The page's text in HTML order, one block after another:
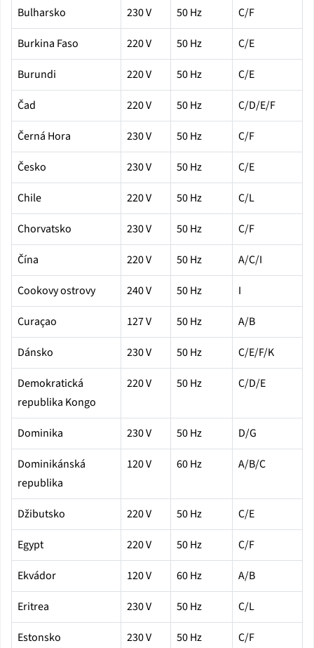
Bulharsko
230 V 50 Hz
C/F
Burkina Faso
220 V 50 Hz
C/E
Burundi
220 V 50 Hz
C/E
Čad
220 V 50 Hz
C/D/E/F
Černá Hora
230 V 50 Hz
C/F
Česko
230 V 50 Hz
C/E
Chile
220 V 50 Hz
C/L
Chorvatsko
230 V 50 Hz
C/F
Čína
220 V 50 Hz
A/C/I
Cookovy ostrovy
240 V 50 Hz
I
Curaçao
127 V 50 Hz
A/B
Dánsko
230 V 50 Hz
C/E/F/K
Demokratická
republika Kongo
220 V 50 Hz C/D/E
Dominika 230 V 50 Hz
D/G
Dominikánská
republika
120 V 60 Hz A/B/C
Džibutsko 220 V 50 Hz
C/E
Egypt
220 V 50 Hz
C/F
Ekvádor
120 V 60 Hz
A/B
Eritrea
230 V 50 Hz
C/L
Estonsko
230 V 50 Hz
C/F